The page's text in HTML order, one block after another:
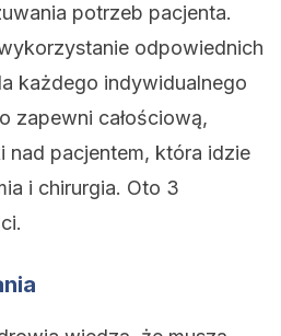
potrzeb pacjenta.
odpowiednich
każdego indywidualnego
zapewni całościową,
pacjentem, która idzie
i chirurgia. Oto 3